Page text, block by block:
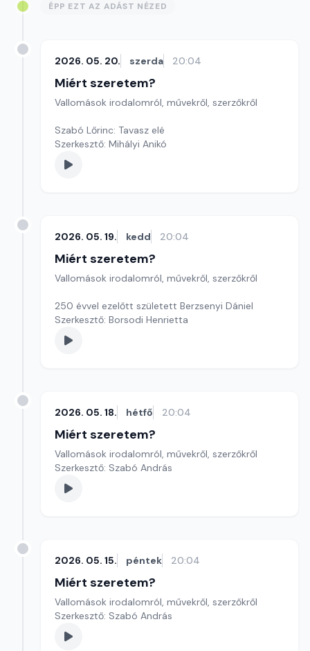
ÉPP EZT AZ ADÁST NÉZED
2026. 05. 20. szerda 20:04
Miért szeretem?
Vallomások irodalomról, művekről, szerzőkről
Szabó Lőrinc: Tavasz elé
Szerkesztő: Mihályi Anikó
2026. 05. 19. kedd 20:04
Miért szeretem?
Vallomások irodalomról, művekről, szerzőkről
250 évvel ezelőtt született Berzsenyi Dániel
Szerkesztő: Borsodi Henrietta
2026. 05. 18. hétfő 20:04
Miért szeretem?
Vallomások irodalomról, művekről, szerzőkről
Szerkesztő: Szabó András
2026. 05. 15. péntek 20:04
Miért szeretem?
Vallomások irodalomról, művekről, szerzőkről
Szerkesztő: Szabó András